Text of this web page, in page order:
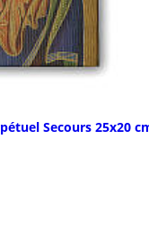
Secours 25x20